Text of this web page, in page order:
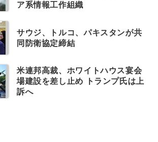
ア系情報工作組織
サウジ、トルコ、パキスタンが共
同防衛協定締結
米連邦高裁、ホワイトハウス宴会
場建設を差し止め トランプ氏は上
訴へ